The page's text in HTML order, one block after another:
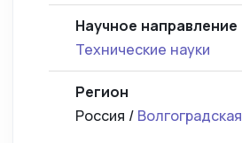
Научное направление
Технические науки
Регион
Россия /